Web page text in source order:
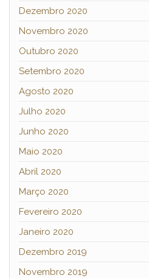
Dezembro 2020
Novembro 2020
Outubro 2020
Setembro 2020
Agosto 2020
Julho 2020
Junho 2020
Maio 2020
Abril 2020
Março 2020
Fevereiro 2020
Janeiro 2020
Dezembro 2019
Novembro 2019